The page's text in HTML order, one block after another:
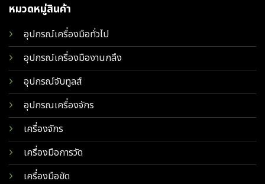
หมวดหมู่สินค้า
อุปกรณ์เครื่องมือทั่วไป
อุปกรณ์เครื่องมืองานกลึง
อุปกรณ์จับทูลส์
อุปกรณเครื่องจักร
เครื่องจักร
เครื่องมือการวัด
เครื่องมือขัด